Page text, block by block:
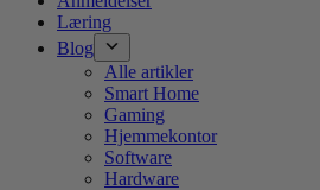
Læring
Blog
Alle artikler
Smart Home
Gaming
Hjemmekontor
Software
Hardware